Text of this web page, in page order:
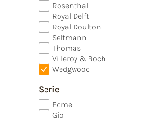
Rosenthal
Royal Delft
Royal Doulton
Seltmann
Thomas
Villeroy & Boch
Wedgwood
Serie
Edme
Gio